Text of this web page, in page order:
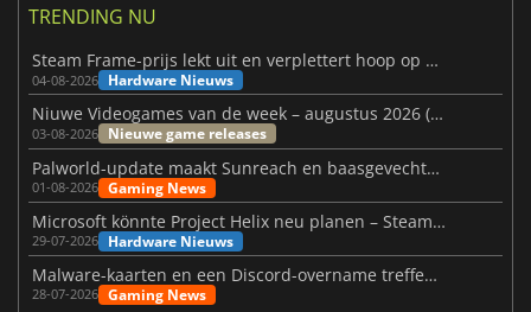
TRENDING NU
Steam Frame-prijs lekt uit en verplettert hoop op betaalbare VR
04-08-2026 Hardware Nieuws
Niuwe Videogames van de week – augustus 2026 (week 32)
03-08-2026 Nieuwe game releases
Palworld-update maakt Sunreach en baasgevechten stabieler
01-08-2026 Gaming News
Microsoft könnte Project Helix neu planen – Steam-Support wackelt
29-07-2026 Hardware Nieuws
Malware-kaarten en een Discord-overname treffen Meccha Chameleon
28-07-2026 Gaming News